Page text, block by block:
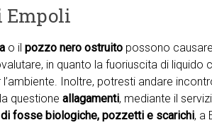
Empoli
o il pozzo nero ostruito possono
in quanto la fuoriuscita di liquido
Inoltre, potresti andare
questione allagamenti, mediante il
fosse biologiche, pozzetti e scarichi, a